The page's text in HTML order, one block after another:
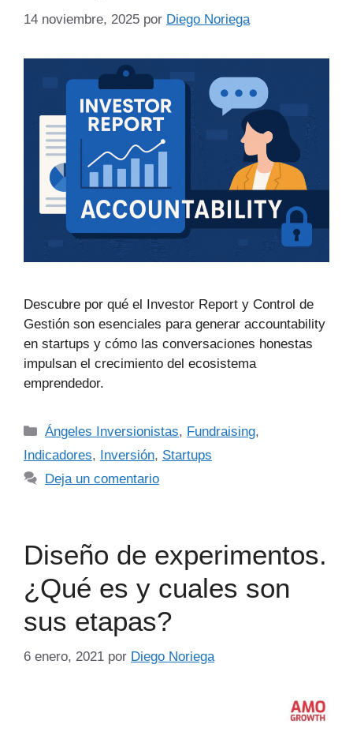
14 noviembre, 2025 por Diego Noriega
Descubre por qué el Investor Report y Control de
Gestión son esenciales para generar accountability
en startups y cómo las conversaciones honestas
impulsan el crecimiento del ecosistema
emprendedor.
Ángeles Inversionistas, Fundraising,
Indicadores, Inversión, Startups
Deja un comentario
Diseño de experimentos.
¿Qué es y cuales son
sus etapas?
6 enero, 2021 por Diego Noriega